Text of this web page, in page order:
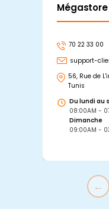
70 22 33 00
support-
56, Rue de
Tunis
Du lundi au
08:00AM -
Dimanche
09:00AM -
←